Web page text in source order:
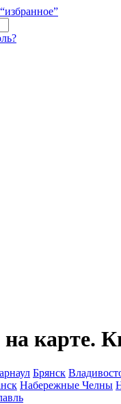
карте.
Брянск
Набережные Челны